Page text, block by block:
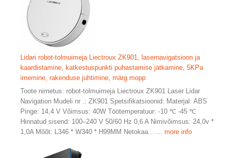
Lidari robot-tolmuimeja Liectroux ZK901, lasernavigatsioon ja
kaardistamine, katkestuspunkti puhastamise jätkamine, 5KPa
imemine, rakenduse juhtimine, märg mopp
Toote nimetus: robot-tolmuimeja Liectroux ZK901 Laser Lidar
Navigation Mudeli nr .: ZK901 Spetsifikatsioonid: Materjal: ABS
Pinge: 14,4 V Võimsus: 40W Töötemperatuur: -10 ℃ -45 ℃
Hinnatud sisend: 100–240 V 50/60 Hz 0,6 A Nimivõimsus: 24,0v *
1,0A Mõõt: L346 * W340 * H99MM Netokaa...
... more info